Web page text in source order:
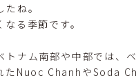
ね。
る季節です。
ナム南部や中部では、
たNuoc ChanhやSoda